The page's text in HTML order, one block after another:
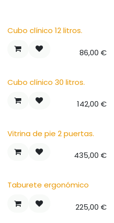
Cubo clínico 12 litros.
86,00 €
Cubo clínico 30 litros.
142,00 €
Vitrina de pie 2 puertas.
435,00 €
Taburete ergonómico
225,00 €